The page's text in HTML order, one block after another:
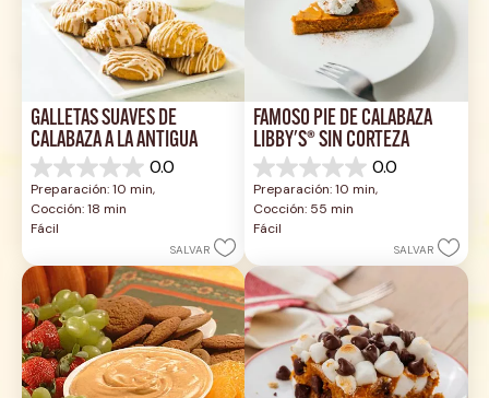
GALLETAS SUAVES DE
CALABAZA A LA ANTIGUA
0.0
0.0
de
5
estrellas.
Preparación: 10 min,
Cocción: 18 min
Fácil
SALVAR
FAMOSO PIE DE CALABAZA
LIBBY'S® SIN CORTEZA
0.0
0.0
de
5
estrellas.
Preparación: 10 min,
Cocción: 55 min
Fácil
SALVAR